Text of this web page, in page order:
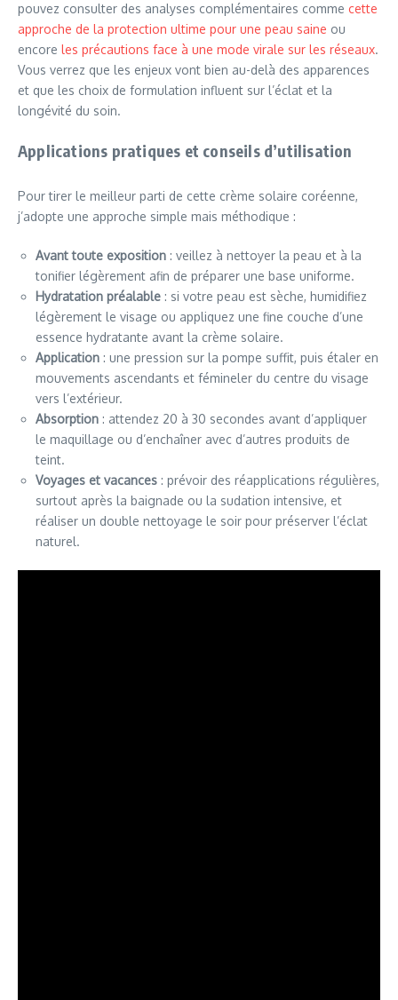
pouvez consulter des analyses complémentaires comme cette
approche de la protection ultime pour une peau saine ou
encore les précautions face à une mode virale sur les réseaux.
Vous verrez que les enjeux vont bien au-delà des apparences
et que les choix de formulation influent sur l’éclat et la
longévité du soin.
Applications pratiques et conseils d’utilisation
Pour tirer le meilleur parti de cette crème solaire coréenne,
j’adopte une approche simple mais méthodique :
Avant toute exposition : veillez à nettoyer la peau et à la
tonifier légèrement afin de préparer une base uniforme.
Hydratation préalable : si votre peau est sèche, humidifiez
légèrement le visage ou appliquez une fine couche d’une
essence hydratante avant la crème solaire.
Application : une pression sur la pompe suffit, puis étaler en
mouvements ascendants et fémineler du centre du visage
vers l’extérieur.
Absorption : attendez 20 à 30 secondes avant d’appliquer
le maquillage ou d’enchaîner avec d’autres produits de
teint.
Voyages et vacances : prévoir des réapplications régulières,
surtout après la baignade ou la sudation intensive, et
réaliser un double nettoyage le soir pour préserver l’éclat
naturel.